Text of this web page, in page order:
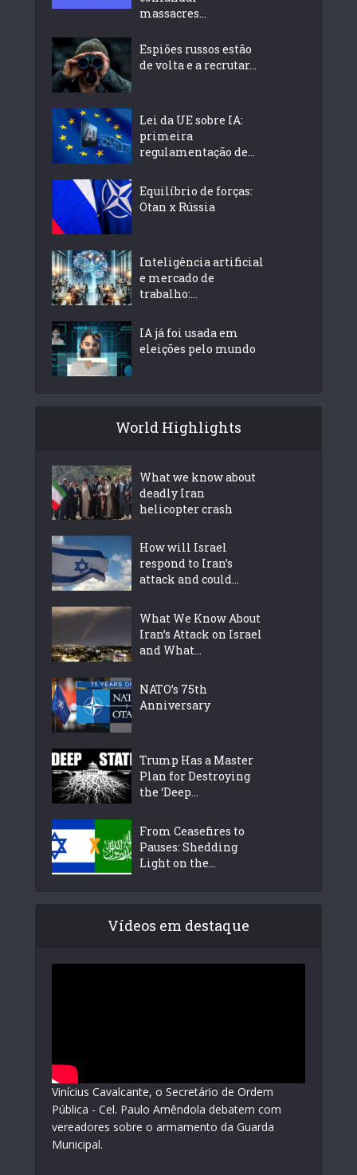
massacres...
Espiões russos estão
de volta e a recrutar...
Lei da UE sobre IA:
primeira
regulamentação de...
Equilíbrio de forças:
Otan x Rússia
Inteligência artificial
e mercado de
trabalho:...
IA já foi usada em
eleições pelo mundo
World Highlights
What we know about
deadly Iran
helicopter crash
How will Israel
respond to Iran’s
attack and could...
What We Know About
Iran’s Attack on Israel
and What...
NATO’s 75th
Anniversary
Trump Has a Master
Plan for Destroying
the ‘Deep...
From Ceasefires to
Pauses: Shedding
Light on the...
Vídeos em destaque
Vinícius Cavalcante, o Secretário de Ordem
Pública - Cel. Paulo Amêndola debatem com
vereadores sobre o armamento da Guarda
Municipal.